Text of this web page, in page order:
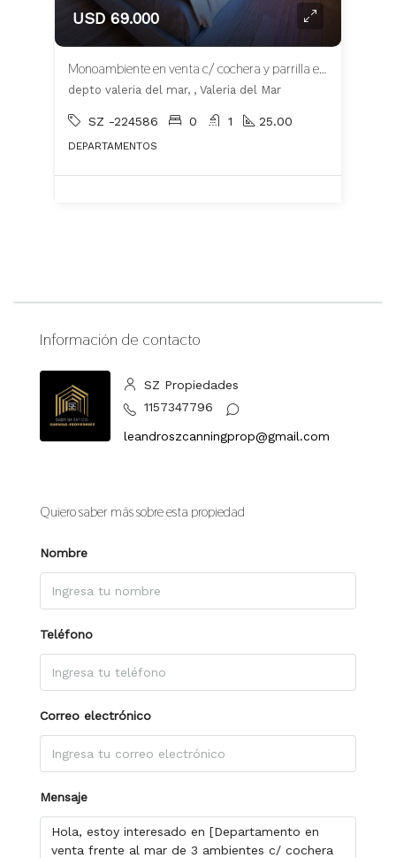
USD 69.000
Monoambiente en venta c/ cochera y parrilla en Valeria del Mar
depto valeria del mar, , Valeria del Mar
SZ -224586 0 1 25.00
DEPARTAMENTOS
Información de contacto
SZ Propiedades
1157347796
leandroszcanningprop@gmail.com
Quiero saber más sobre esta propiedad
Nombre
Teléfono
Correo electrónico
Mensaje